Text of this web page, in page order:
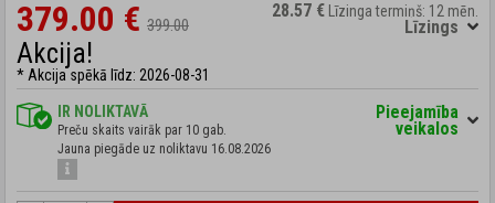
379.00 € 399.00
Akcija!
* Akcija spēkā līdz: 2026-08-31
28.57 € Līzinga termiņš: 12 mēn.
Līzings
IR NOLIKTAVĀ
Preču skaits vairāk par 10 gab.
Jauna piegāde uz noliktavu 16.08.2026
Pieejamība
veikalos